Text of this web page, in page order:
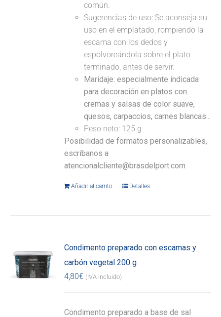
común.
Sugerencias de uso: Se aconseja su
uso en el emplatado, rompiendo la
escama con los dedos y
espolvoreándola sobre el plato
terminado, antes de servir.
Maridaje: especialmente indicada
para decoración en platos con
cremas y salsas de color suave,
quesos, carpaccios, carnes blancas...
Peso neto: 125 g
Posibilidad de formatos personalizables,
escríbanos a
atencionalcliente@brasdelport.com
Añadir al carrito Detalles
Condimento preparado con escamas y
carbón vegetal 200 g
4,80€ (IVA incluido)
Condimento preparado a base de sal